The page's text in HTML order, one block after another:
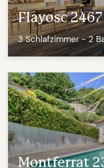
Flayosc 2467
3 Schlafzimmer - 2
Montferrat